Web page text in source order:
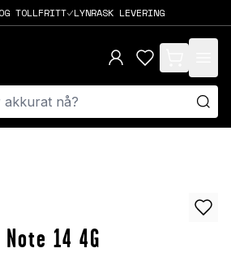
TOLLFRITT LYNRASK LEVERING
items in cart,
14 4G